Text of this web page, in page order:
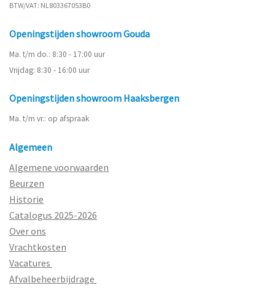
BTW/VAT: NL803367053B0
Openingstijden showroom Gouda
Ma. t/m do.: 8:30 - 17:00 uur
Vrijdag: 8:30 - 16:00 uur
Openingstijden showroom Haaksbergen
Ma. t/m vr.: op afspraak
Algemeen
Algemene voorwaarden
Beurzen
Historie
Catalogus 2025-2026
Over ons
Vrachtkosten
Vacatures
Afvalbeheerbijdrage